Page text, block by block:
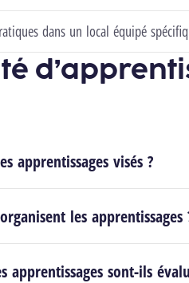
dans un local équipé
apprentissages visés ?
les apprentissages
apprentissages sont-ils